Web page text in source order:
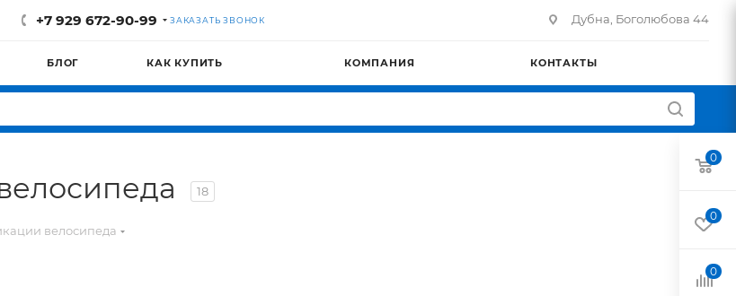
+7 929 672-90-99 ЗАКАЗАТЬ ЗВОНОК Дубна, Боголюбова 44
БЛОГ КАК КУПИТЬ КОМПАНИЯ КОНТАКТЫ
18
велосипеда
0
0
0